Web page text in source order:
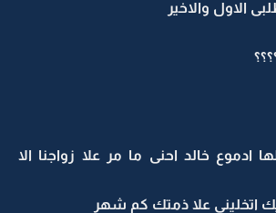
الاول والاخير
ادموع خالد احنى ما مر علا زواجنا الا
اتخلينى علا ذمتك كم شهر